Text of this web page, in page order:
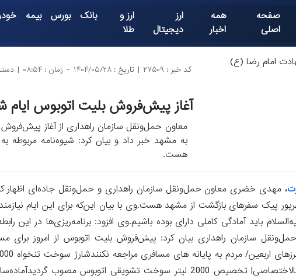
صفحه
اصلی
همه
اخبار
ارز
دیجیتال
ارز و
طلا
بانک بورس بیمه
کد خبر : ۲۷۵۰۹ | تاریخ : ۱۴۰۴/۰۵/۲۸ - زمان : ۰۸:۵۴ |
آغاز پیش‌فروش بلیت اتوبوس ایام
معاون حمل‌ونقل سازمان راهداری از آغاز
به مشهد خبر داد و بیان کرد: شیوه‌نامه مربوطه
هست.
دارد و طی روزهای 2 تا 4 شهریور پیک سفرهای بازگشت از مشهد هست.وی با بیان این‌که برای این
باید آمادگی کاملی دارای بوده باشیم.وی افزود: برنامه‌ریزی‌ها در این
سازمان راهداری بیان کرد: پیش‌فروش بلیت اتوبوس از امروز برای